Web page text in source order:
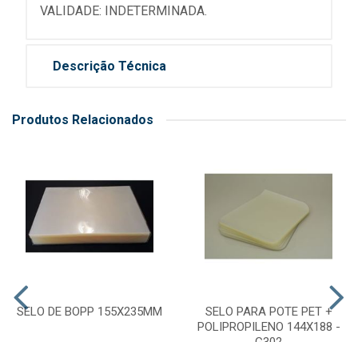
VALIDADE: INDETERMINADA.
Descrição Técnica
Produtos Relacionados
SELO DE BOPP 155X235MM
SELO PARA POTE PET +
POLIPROPILENO 144X188 -